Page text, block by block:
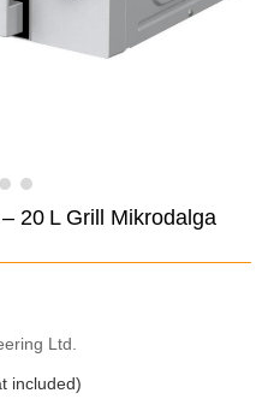
20 L Grill Mikrodalga
Ltd.
included)